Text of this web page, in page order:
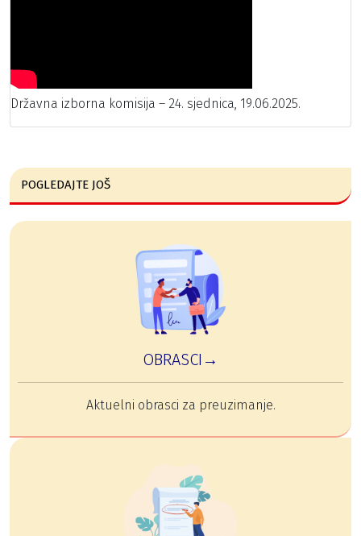
Državna izborna komisija – 24. sjednica, 19.06.2025.
POGLEDAJTE JOŠ
OBRASCI→
Aktuelni obrasci za preuzimanje.